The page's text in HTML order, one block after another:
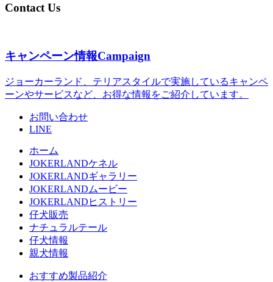
Contact Us
キャンペーン情報Campaign
ジョーカーランド、テリアスタイルで実施しているキャンペ
ーンやサービスなど、お得な情報をご紹介しています。
お問い合わせ
LINE
ホーム
JOKERLANDケネル
JOKERLANDギャラリー
JOKERLANDムービー
JOKERLANDヒストリー
仔犬販売
ナチュラルテール
仔犬情報
親犬情報
おすすめ製品紹介